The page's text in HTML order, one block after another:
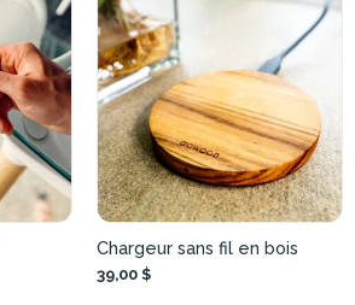
Chargeur sans fil en bois
39,00 $